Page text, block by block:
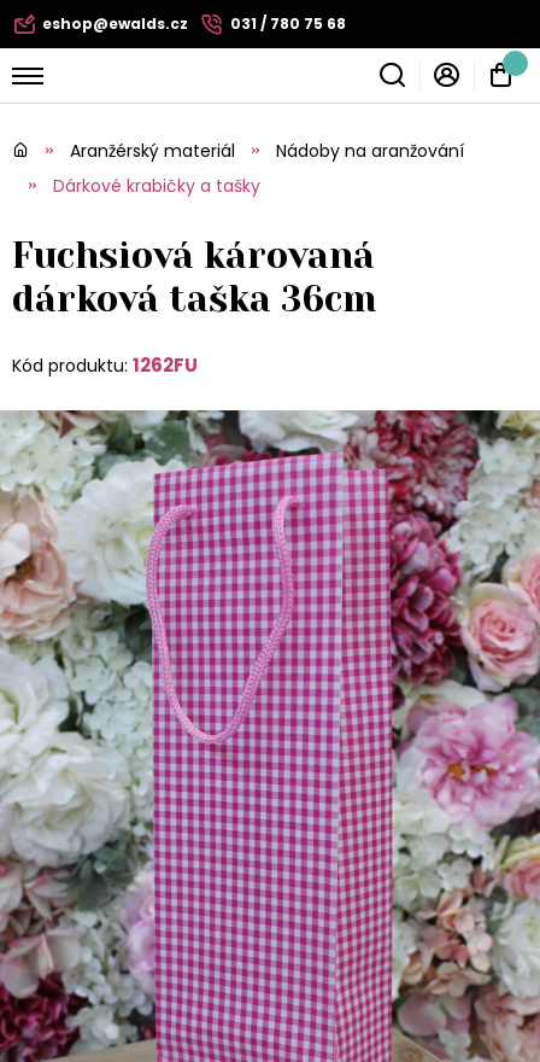
eshop@ewalds.cz 031 / 780 75 68
Aranžérský materiál
Nádoby na aranžování
Dárkové krabičky a tašky
Fuchsiová károvaná
dárková taška 36cm
Kód produktu: 1262FU